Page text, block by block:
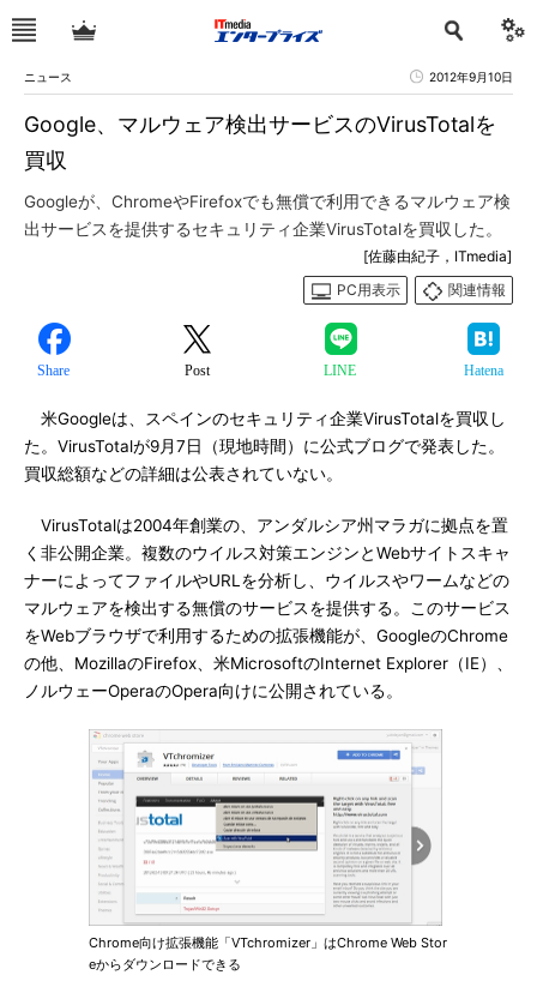
ニュース 2012年9月10日
Google、マルウェア検出サービスのVirusTotalを
買収
Googleが、ChromeやFirefoxでも無償で利用できるマルウェア検
出サービスを提供するセキュリティ企業VirusTotalを買収した。
[佐藤由紀子，ITmedia]
PC用表示
関連情報
Share Post LINE Hatena
米Googleは、スペインのセキュリティ企業VirusTotalを買収し
た。VirusTotalが9月7日（現地時間）に公式ブログで発表した。
買収総額などの詳細は公表されていない。
VirusTotalは2004年創業の、アンダルシア州マラガに拠点を置
く非公開企業。複数のウイルス対策エンジンとWebサイトスキャ
ナーによってファイルやURLを分析し、ウイルスやワームなどの
マルウェアを検出する無償のサービスを提供する。このサービス
をWebブラウザで利用するための拡張機能が、GoogleのChrome
の他、MozillaのFirefox、米MicrosoftのInternet Explorer（IE）、
ノルウェーOperaのOpera向けに公開されている。
Chrome向け拡張機能「VTchromizer」はChrome Web Stor
eからダウンロードできる